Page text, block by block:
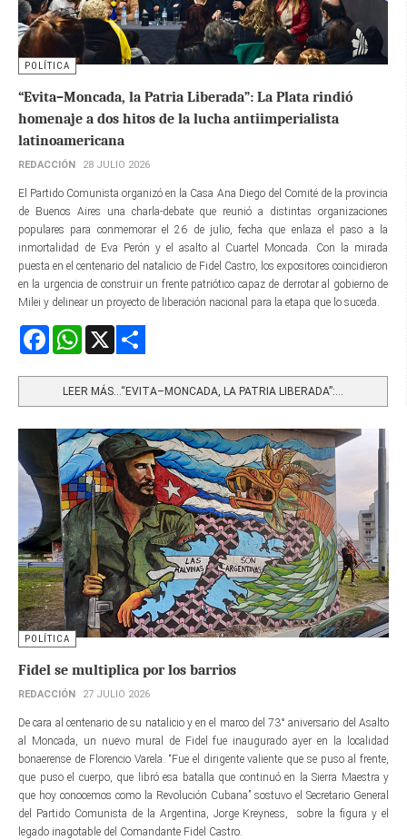
POLÍTICA
“Evita–Moncada, la Patria Liberada”: La Plata rindió
homenaje a dos hitos de la lucha antiimperialista
latinoamericana
REDACCIÓN 28 JULIO 2026
El Partido Comunista organizó en la Casa Ana Diego del Comité de la provincia
de Buenos Aires una charla-debate que reunió a distintas organizaciones
populares para conmemorar el 26 de julio, fecha que enlaza el paso a la
inmortalidad de Eva Perón y el asalto al Cuartel Moncada. Con la mirada
puesta en el centenario del natalicio de Fidel Castro, los expositores coincidieron
en la urgencia de construir un frente patriótico capaz de derrotar al gobierno de
Milei y delinear un proyecto de liberación nacional para la etapa que lo suceda.
FacebookWhatsApp
LEER MÁS…“EVITA–MONCADA, LA PATRIA LIBERADA”:...
POLÍTICA
Fidel se multiplica por los barrios
REDACCIÓN 27 JULIO 2026
De cara al centenario de su natalicio y en el marco del 73° aniversario del Asalto
al Moncada, un nuevo mural de Fidel fue inaugurado ayer en la localidad
bonaerense de Florencio Varela. “Fue el dirigente valiente que se puso al frente,
que puso el cuerpo, que libró esa batalla que continuó en la Sierra Maestra y
que hoy conocemos como la Revolución Cubana” sostuvo el Secretario General
del Partido Comunista de la Argentina, Jorge Kreyness, sobre la figura y el
legado inagotable del Comandante Fidel Castro.